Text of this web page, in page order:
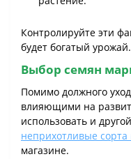
Контролируйте эти
будет богатый урожай.
Выбор семян
Помимо должного
влияющими на
использовать и
неприхотливые
магазине.